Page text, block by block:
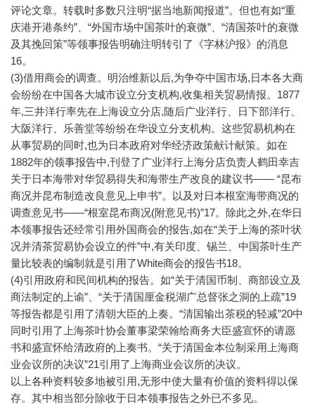
评论文章。转载时多数只注明“据当地新闻报道”。但也有如“重
庆港开港条约”、“外国市场中国茶叶的衰微”、“清国茶叶的衰微
及其挽回策”等领事报告明确注明转引了《字林沪报》的消息
16。
(3)借用商会的调查。明治维新以后,为争夺中国市场,日本各大商
会纷纷在中国各大城市设立分支机构,收集相关贸易情报。1877
年,三井洋行率先在上海设立分店,随后广业洋行、日下部洋行、
大阪洋行、乐善堂等纷纷在华设立分支机构。这些贸易机构在
从事贸易的同时,也为日本政府对华经济政策献计献策。如在
1882年的领事报告中,刊登了广业洋行上海分店负责人鹤田幸吉
关于日本海带对华贸易得失和海带生产改良的建议书—— “昆布
商况并昆布制造改良意见上申书”。以及对日本根室海带商况的
调查意见书——“根室昆布商况(附意见书)”17。除此之外,在华日
本领事报告还经常引用外国商会的报告,如在“关于上海的茶叶状
况并清茶贸易协会设立的件”中,有关印度、锡兰、中国茶叶生产
量比较表的编制就是引用了White商会的报告书18。
(4)引用政府和民间机构的报告。如“关于清国币制、商部设立及
商法制定的上谕”、“关于清国厘金税湖广总督张之洞的上疏”19
等报告都是引用了清朝大臣的上奏。“清国输出茶税的轻减”20中
同时引用了上海茶叶协会董事梁荣翰给商务大臣盛宣怀的请愿
书和盛宣怀给清政府的上奏书。“关于清国金本位制采用上海商
业会议所的决议”21引用了上海商业会议所的决议。
以上各种资料较多地被引用,无形中使大量有价值的资料得以保
存。其中相当部分除收于日本领事报告之外已不多见。